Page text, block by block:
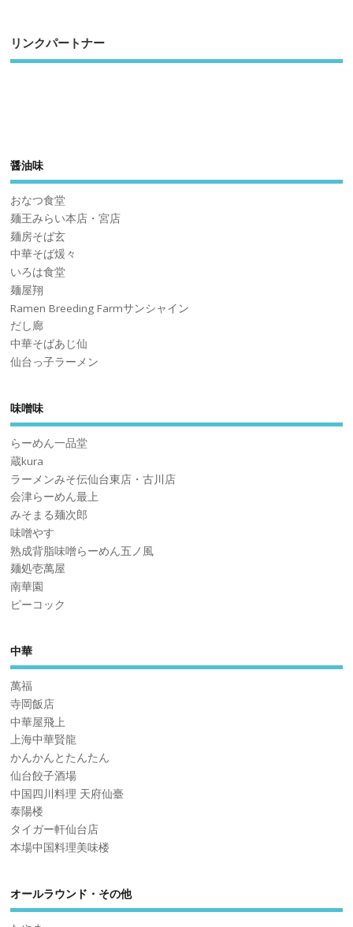
リンクパートナー
醤油味
おなつ食堂
麺王みらい本店・宮店
麺房そば玄
中華そば煖々
いろは食堂
麺屋翔
Ramen Breeding Farmサンシャイン
だし廊
中華そばあじ仙
仙台っ子ラーメン
味噌味
らーめん一品堂
蔵kura
ラーメンみそ伝仙台東店・古川店
会津らーめん最上
みそまる麺次郎
味噌やす
熟成背脂味噌らーめん五ノ風
麺処壱萬屋
南華園
ピーコック
中華
萬福
寺岡飯店
中華屋飛上
上海中華賢龍
かんかんとたんたん
仙台餃子酒場
中国四川料理 天府仙臺
泰陽楼
タイガー軒仙台店
本場中国料理美味楼
オールラウンド・その他